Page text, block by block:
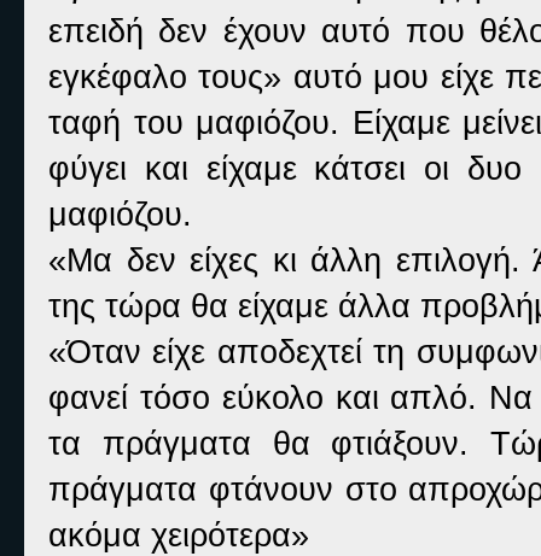
επειδή δεν έχουν αυτό που
εγκέφαλο τους» αυτό μου είχε
ταφή του μαφιόζου. Είχαμε
φύγει και είχαμε κάτσει οι
μαφιόζου.
«Μα δεν είχες κι άλλη
της τώρα θα είχαμε άλλα
«Όταν είχε αποδεχτεί τη
φανεί τόσο εύκολο και απλό.
τα πράγματα θα φτιάξουν.
πράγματα φτάνουν στο
ακόμα χειρότερα»